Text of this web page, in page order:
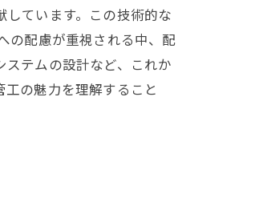
ています。この技術的な
の配慮が重視される中、配
テムの設計など、これか
の魅力を理解すること